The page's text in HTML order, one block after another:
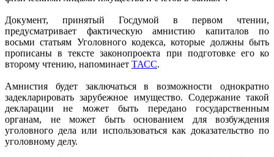
Документ, принятый Госдумой в первом чтении,
предусматривает фактическую амнистию капиталов по
восьми статьям Уголовного кодекса, которые должны быть
прописаны в тексте законопроекта при подготовке его ко
второму чтению, напоминает ТАСС.
Амнистия будет заключаться в возможности однократно
задекларировать зарубежное имущество. Содержание такой
декларации не может быть передано государственным
органам, не может быть основанием для возбуждения
уголовного дела или использоваться как доказательство по
уголовному делу.